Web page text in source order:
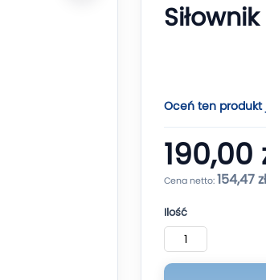
Oceń ten produkt
190,00
154,47 zł
Ilość